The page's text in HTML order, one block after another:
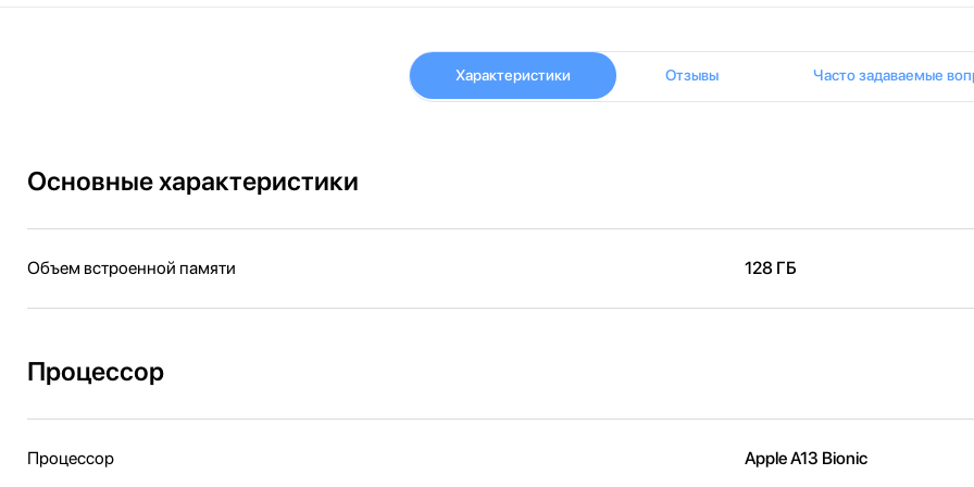
Характеристики Отзывы Часто задаваемые
Основные характеристики
Объем встроенной памяти 128 ГБ
Процессор
Процессор Apple A13 Bionic